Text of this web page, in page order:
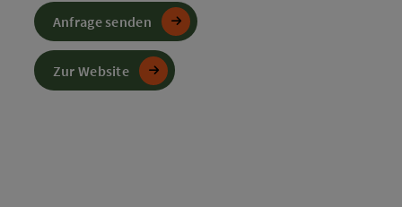
Anfrage senden
Zur Website